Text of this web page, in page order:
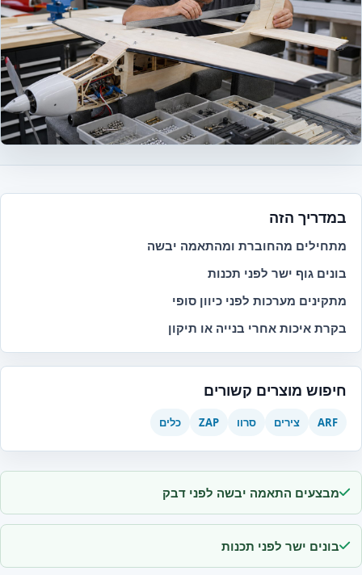
במדריך הזה
מתחילים מהחוברת ומהתאמה יבשה
בונים גוף ישר לפני תכנות
מתקינים מערכות לפני כיוון סופי
בקרת איכות אחרי בנייה או תיקון
חיפוש מוצרים קשורים
ARF צירים סרוו ZAP כלים
מבצעים התאמה יבשה לפני דבק
בונים ישר לפני תכנות